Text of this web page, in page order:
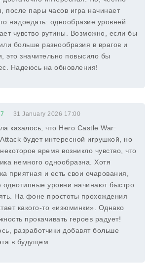
после пары часов игра начинает
надоедать: однообразие уровней
чувство рутины. Возможно, если бы
больше разнообразия в врагов и
это значительно повысило бы
Надеюсь на обновления!
31 January 2026 17:00
казалось, что Hero Castle War:
будет интересной игрушкой, но
время возникло чувство, что
немного однообразна. Хотя
приятная и есть свои очарования,
однотипные уровни начинают быстро
На фоне простоты прохождения
какого-то «изюминки». Однако
прокачивать героев радует!
разработчики добавят больше
в будущем.